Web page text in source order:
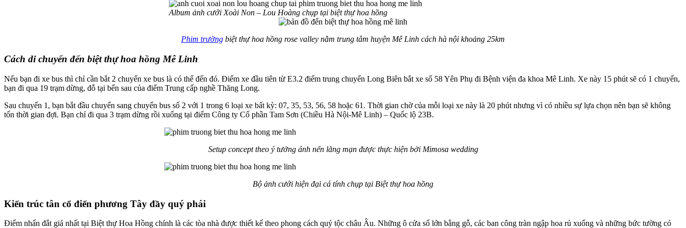
Album ảnh cưới Xoài Non – Lou Hoàng chụp tại biệt thự hoa hồng
Phim trường biệt thự hoa hồng rose valley nằm trung tâm huyện Mê Linh cách hà nội khoảng 25km
Cách di chuyển đến biệt thự hoa hồng Mê Linh
Nếu bạn đi xe bus thì chỉ cần bắt 2 chuyến xe bus là có thể đến đó. Điểm xe đầu tiên từ E3.2 điểm trung chuyển Long Biên bắt xe số 58 Yên Phụ đi Bệnh viện đa khoa Mê Linh. Xe này 15 phút sẽ có 1 chuyến,
bạn đi qua 19 trạm dừng, đỗ tại bến sau của điểm Trung cấp nghề Thăng Long.
Sau chuyến 1, bạn bắt đầu chuyển sang chuyến bus số 2 với 1 trong 6 loại xe bất kỳ: 07, 35, 53, 56, 58 hoặc 61. Thời gian chờ của mỗi loại xe này là 20 phút nhưng vì có nhiều sự lựa chọn nên bạn sẽ không
tốn thời gian đợi. Bạn chỉ đi qua 3 trạm dừng rồi xuống tại điểm Công ty Cổ phần Tam Sơn (Chiều Hà Nội-Mê Linh) – Quốc lộ 23B.
Setup concept theo ý tưởng ánh nến lãng mạn được thực hiện bởi Mimosa wedding
Bộ ảnh cưới hiện đại cá tính chụp tại Biệt thự hoa hồng
Kiến trúc tân cổ điển phương Tây đầy quý phái
Điểm nhấn đắt giá nhất tại Biệt thự Hoa Hồng chính là các tòa nhà được thiết kế theo phong cách quý tộc châu Âu. Những ô cửa sổ lớn bằng gỗ, các ban công tràn ngập hoa rủ xuống và những bức tường có